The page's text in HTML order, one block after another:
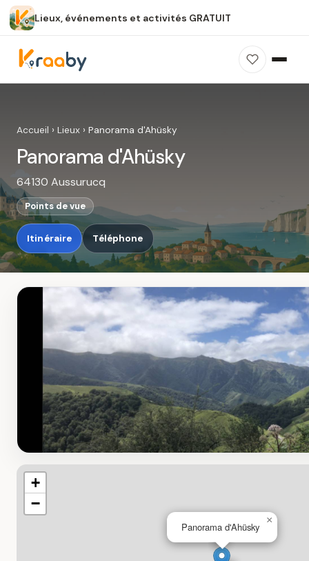
Lieux, événements et activités GRATUIT
spot dans Kraaby.
Ouvrir dans Kraaby
Accueil › Lieux › Panorama d'Ahüsky
Panorama d'Ahüsky
64130 Aussurucq
Points de vue
Itinéraire Téléphone
Panorama d'Ahüsky
×
+
−